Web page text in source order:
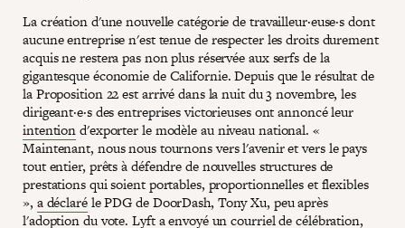
La création d'une nouvelle catégorie de travailleur·euse·s dont
aucune entreprise n'est tenue de respecter les droits durement
acquis ne restera pas non plus réservée aux serfs de la
gigantesque économie de Californie. Depuis que le résultat de
la Proposition 22 est arrivé dans la nuit du 3 novembre, les
dirigeant·e·s des entreprises victorieuses ont annoncé leur
intentiond'exporter le modèle au niveau national. «
Maintenant, nous nous tournons vers l'avenir et vers le pays
tout entier, prêts à défendre de nouvelles structures de
prestations qui soient portables, proportionnelles et flexibles
», a déclaréle PDG de DoorDash, Tony Xu, peu après
l'adoption du vote. Lyft a envoyé un courriel de célébration,